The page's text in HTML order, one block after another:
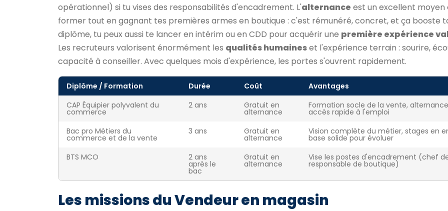
opérationnel) si tu vises des responsabilités d'encadrement. L'alternance est un excellent moyen
former tout en gagnant tes premières armes en boutique : c'est rémunéré, concret, et ça booste
diplôme, tu peux aussi te lancer en intérim ou en CDD pour acquérir une première expérience
Les recruteurs valorisent énormément les qualités humaineset l'expérience terrain : sourire,
capacité à conseiller. Avec quelques mois d'expérience, les portes s'ouvrent rapidement.
Diplôme / Formation Durée Coût
Avantages
CAP Équipier polyvalent du
commerce
2 ans Gratuit en
alternance
Formation socle de la vente,
accès rapide à l'emploi
Bac pro Métiers du
commerce et de la vente
3 ans Gratuit en
alternance
Vision complète du métier, stages en
base solide pour évoluer
BTS MCO
2 ans
après le
bac
Gratuit en
alternance
Vise les postes d'encadrement (chef
responsable de boutique)
Les missions du Vendeur en magasin